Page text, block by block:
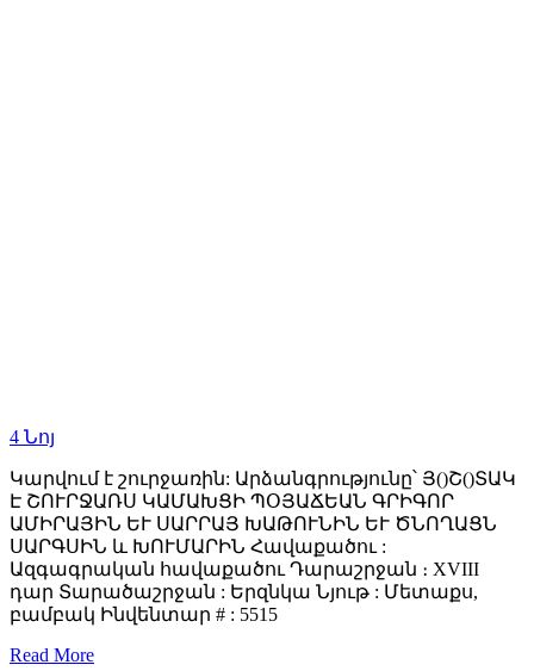
4 Նոյ
Կարվում է շուրջառին: Արձանգրությունը՝ Յ()Շ()ՏԱԿ
Է ՇՈՒՐՋԱՌՍ ԿԱՄԱԽՑԻ ՊՕՅԱՃԵԱՆ ԳՐԻԳՈՐ
ԱՄԻՐԱՅԻՆ ԵՒ ՍԱՐՐԱՅ ԽԱԹՈՒՆԻՆ ԵՒ ԾՆՈՂԱՑՆ
ՍԱՐԳՍԻՆ և ԽՈՒՄԱՐԻՆ Հավաքածու :
Ազգագրական հավաքածու Դարաշրջան ։ XVIII
դար Տարածաշրջան : Երզնկա Նյութ : Մետաքս,
բամբակ Ինվենտար # : 5515
Read More